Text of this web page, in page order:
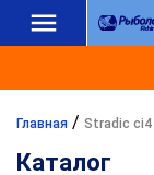
Главная / Stradic ci4
Каталог